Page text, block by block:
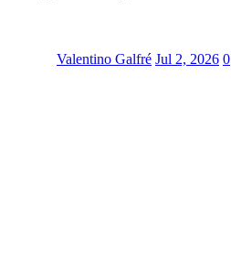
Valentino Galfré Jul 2, 2026 0